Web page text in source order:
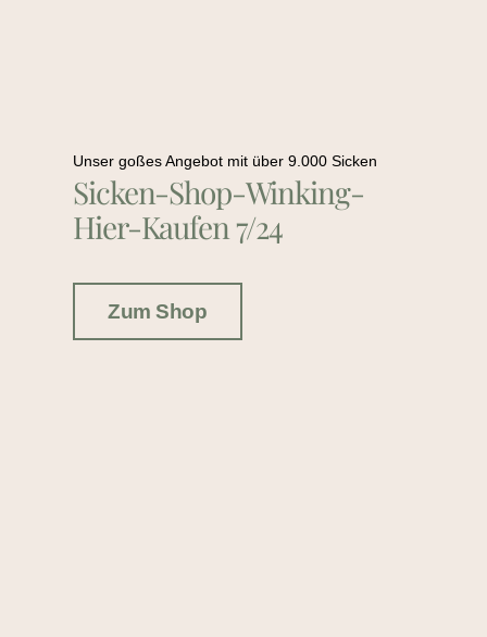
Unser goßes Angebot mit über 9.000 Sicken
Sicken-Shop-Winking-
Hier-Kaufen 7/24
Zum Shop